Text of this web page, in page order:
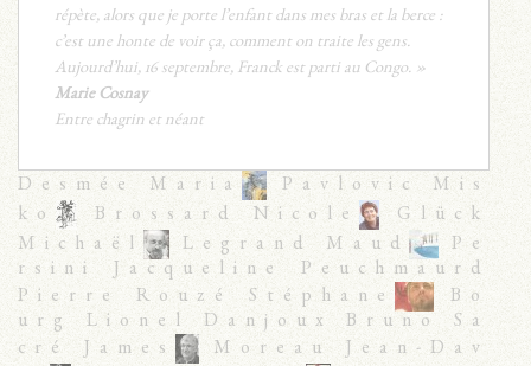
répète, alors que je porte l’enfant dans mes bras et la berce :
c’est une honte de voir ça, comment on traite les gens.
Aujourd’hui, 16 septembre, Franck est parti au Congo. »
Marie Cosnay
Entre chagrin et néant
Desmée Maria
Pavlovic Mis
ko
Brossard Nicole
Glück
Michaël
Legrand Maud
Pe
rsini Jacqueline Peuchmaurd
Pierre Rouzé Stéphane
Bo
urg Lionel Danjoux Bruno Sa
cré James
Moreau Jean-Dav